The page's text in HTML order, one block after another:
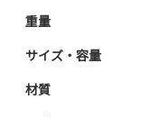
重量
サイズ・容量
材質